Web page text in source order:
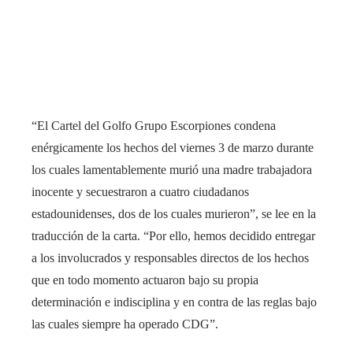
“El Cartel del Golfo Grupo Escorpiones condena
enérgicamente los hechos del viernes 3 de marzo durante
los cuales lamentablemente murió una madre trabajadora
inocente y secuestraron a cuatro ciudadanos
estadounidenses, dos de los cuales murieron”, se lee en la
traducción de la carta. “Por ello, hemos decidido entregar
a los involucrados y responsables directos de los hechos
que en todo momento actuaron bajo su propia
determinación e indisciplina y en contra de las reglas bajo
las cuales siempre ha operado CDG”.